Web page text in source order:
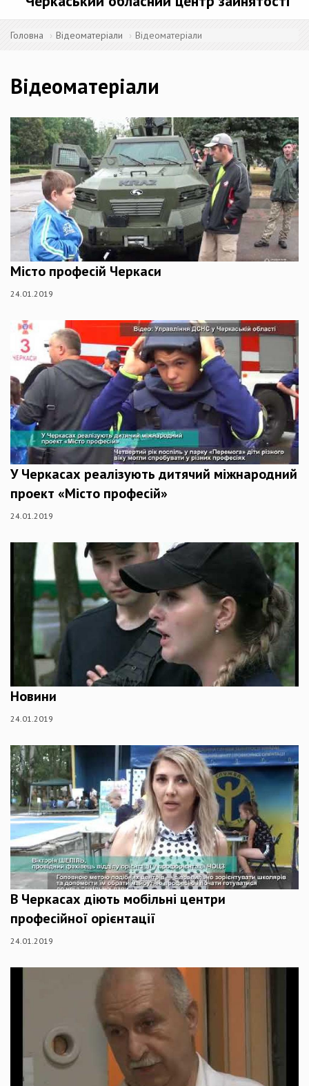
Головна Відеоматеріали Відеоматеріали
Відеоматеріали
Місто професій Черкаси
24.01.2019
У Черкасах реалізують дитячий міжнародний
проект «Місто професій»
24.01.2019
Новини
24.01.2019
В Черкасах діють мобільні центри
професійної орієнтації
24.01.2019